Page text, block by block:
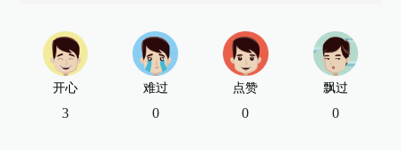
开心
3
难过
0
点赞
0
飘过
0